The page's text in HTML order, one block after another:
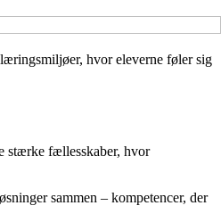
hvor eleverne føler sig
stærke fællesskaber, hvor
sammen – kompetencer, der